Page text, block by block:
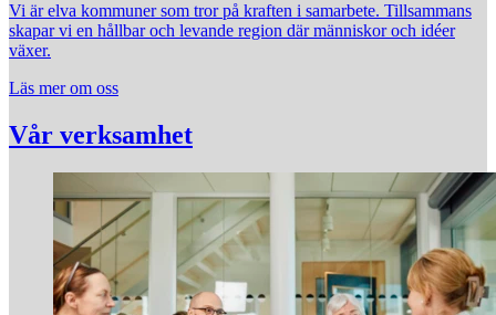
Vi är elva kommuner som tror på kraften i samarbete. Tillsammans
skapar vi en hållbar och levande region där människor och idéer
växer.
Läs mer om oss
Vår verksamhet